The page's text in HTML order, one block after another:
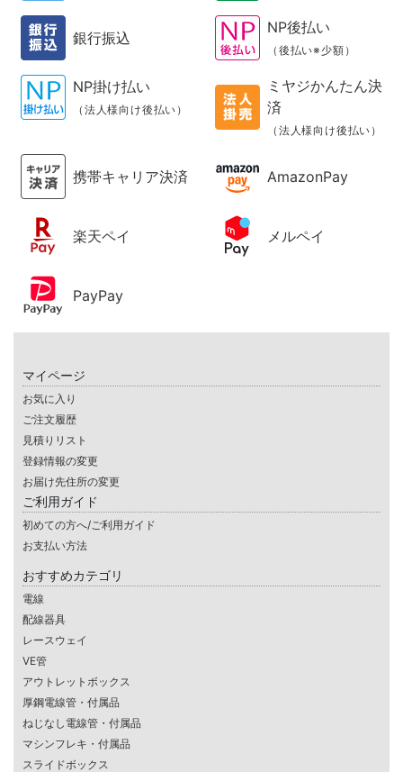
銀行振込
NP後払い
（後払い※少額）
NP掛け払い
（法人様向け後払い）
ミヤジかんたん決
済
（法人様向け後払い）
携帯キャリア決済 AmazonPay
楽天ペイ メルペイ
PayPay
マイページ
お気に入り
ご注文履歴
見積りリスト
登録情報の変更
お届け先住所の変更
ご利用ガイド
初めての方へ/ご利用ガイド
お支払い方法
おすすめカテゴリ
電線
配線器具
レースウェイ
VE管
アウトレットボックス
厚鋼電線管・付属品
ねじなし電線管・付属品
マシンフレキ・付属品
スライドボックス